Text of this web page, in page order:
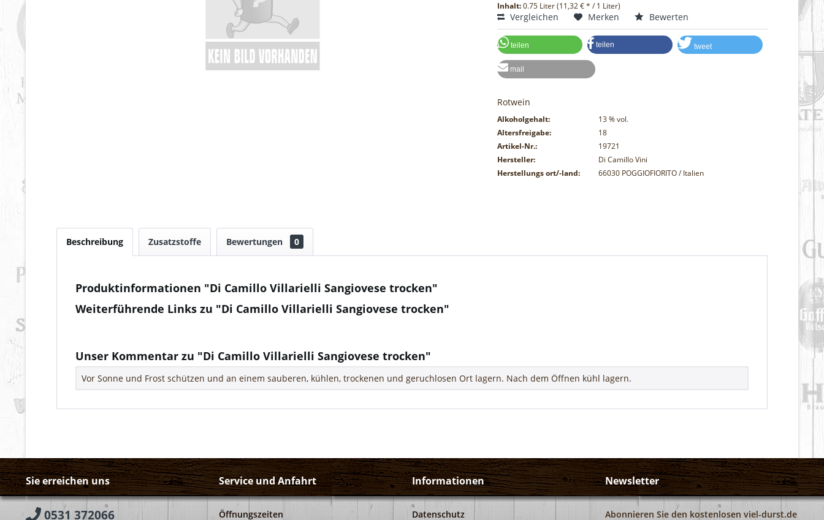
Inhalt:0.75 Liter (11,32 € * / 1 Liter)
Vergleichen Merken Bewerten
teilen teilen tweet
mail
Rotwein
Alkoholgehalt: 13% vol.
Altersfreigabe:
18
Artikel-Nr.:
19721
Hersteller:
Di Camillo Vini
Herstellungs ort/-land:
66030 POGGIOFIORITO / Italien
Beschreibung Zusatzstoffe Bewertungen 0
Produktinformationen "Di Camillo Villarielli Sangiovese trocken"
Weiterführende Links zu "Di Camillo Villarielli Sangiovese trocken"
Unser Kommentar zu "Di Camillo Villarielli Sangiovese trocken"
Vor Sonne und Frost schützen und an einem sauberen, kühlen, trockenen und geruchlosen Ort lagern. Nach dem Öffnen kühl lagern.
Sie erreichen uns
0531 372066
Service und Anfahrt
Öffnungszeiten
Informationen
Datenschutz
Newsletter
Abonnieren Sie den kostenlosen viel-durst.de